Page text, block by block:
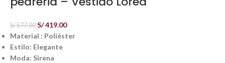
S/577.00 S/419.00
Material : Poliéster
Estilo: Elegante
Moda: Sirena